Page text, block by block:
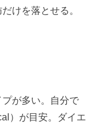
けを落とせる。
が多い。自分で
）が目安。ダイエ